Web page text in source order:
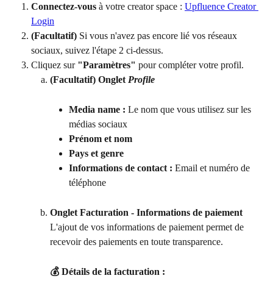
Connectez-vous à votre creator space : Upfluence Creator
Login
(Facultatif) Si vous n'avez pas encore lié vos réseaux
sociaux, suivez l'étape 2 ci-dessus.
Cliquez sur "Paramètres" pour compléter votre profil.
(Facultatif) Onglet Profile
Media name : Le nom que vous utilisez sur les
médias sociaux
Prénom et nom
Pays et genre
Informations de contact : Email et numéro de
téléphone
Onglet Facturation - Informations de paiement
L'ajout de vos informations de paiement permet de
recevoir des paiements en toute transparence.
💰 Détails de la facturation :